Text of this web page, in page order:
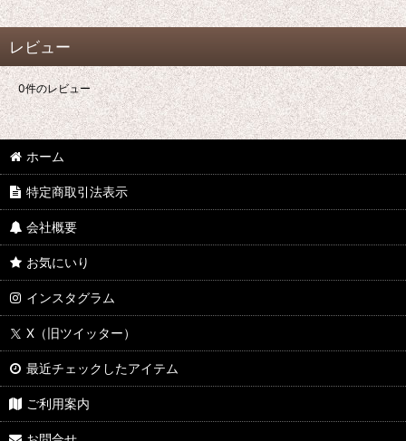
レビュー
0件のレビュー
ホーム
特定商取引法表示
会社概要
お気にいり
インスタグラム
X（旧ツイッター）
最近チェックしたアイテム
ご利用案内